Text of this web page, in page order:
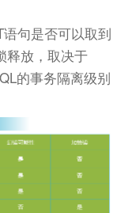
句是否可以取到
释放，取决于
的事务隔离级别